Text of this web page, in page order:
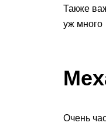
Также
уж много
Очень